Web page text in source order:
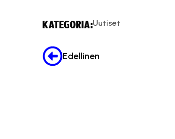
KATEGORIA:Uutiset
Edellinen